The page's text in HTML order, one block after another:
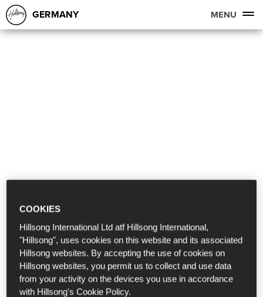
GERMANY MENU
COOKIES
Hillsong International Ltd atf Hillsong International,
"Hillsong", uses cookies on this website and its associated
Hillsong websites. By accepting the use of cookies on
Hillsong websites, you permit us to collect and use data
from your activity on the devices you use in accordance
with Hillsong's Cookie Policy.